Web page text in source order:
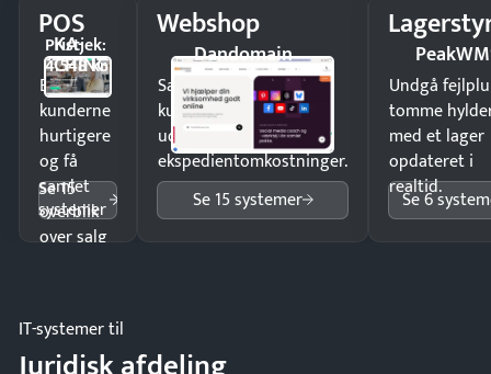
POS
KA-
CHING
Pristjek:
4.548 kr
Ekspedér
kunderne
hurtigere
og få
samlet
overblik
over salg
Se 15
systemer
Webshop
Dandomain
Sælg produkter 24/7 til
kunder i hele landet
uden
ekspedientomkostninger.
Se 15 systemer
Undgå
tomme
med et lager
opdateret i
realtid.
Se 6
IT-systemer til